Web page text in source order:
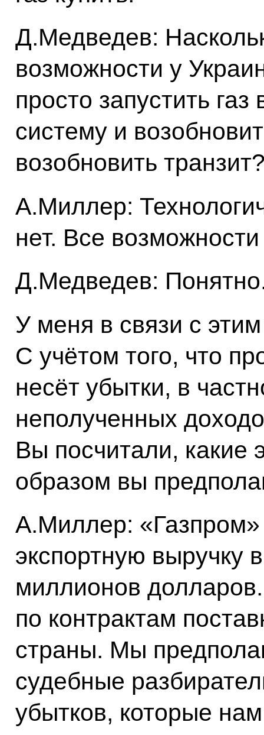
Д.Медведев:
возможности у
просто запустить
систему и
возобновить
А.Миллер:
нет. Все
Д.Медведев:
У меня в связи с
С учётом того, что
несёт убытки, в
неполученных
Вы посчитали, какие
образом вы
А.Миллер: «Газпром»
экспортную выручку
миллионов
по контрактам
страны. Мы
судебные
убытков, которые